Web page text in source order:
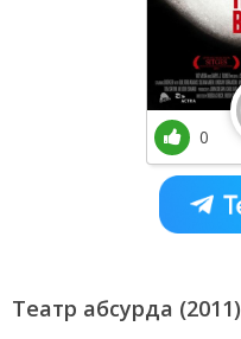
Театр абсурда (2011)
0